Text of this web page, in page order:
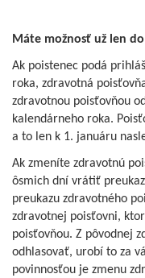
Máte možnosť už len
Ak poistenec podá
roka, zdravotná
zdravotnou poisťovňou
kalendárneho roka.
a to len k 1. januáru
Ak zmeníte zdravotnú
ôsmich dní vrátiť
preukazu zdravotného
zdravotnej poisťovni,
poisťovňou. Z pôvodnej
odhlasovať, urobí to za
povinnosťou je zmenu